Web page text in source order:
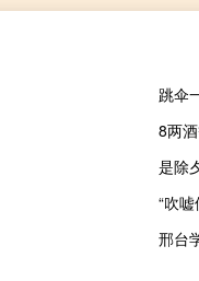
跳伞
8两
是除
“吹
邢台